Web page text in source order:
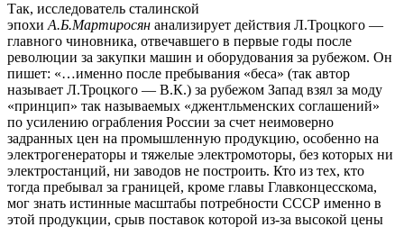
Так, исследователь сталинской
эпохи А.Б.Мартиросян анализирует действия Л.Троцкого —
главного чиновника, отвечавшего в первые годы после
революции за закупки машин и оборудования за рубежом. Он
пишет: «…именно после пребывания «беса» (так автор
называет Л.Троцкого — В.К.) за рубежом Запад взял за моду
«принцип» так называемых «джентльменских соглашений»
по усилению ограбления России за счет неимоверно
задранных цен на промышленную продукцию, особенно на
электрогенераторы и тяжелые электромоторы, без которых ни
электростанций, ни заводов не построить. Кто из тех, кто
тогда пребывал за границей, кроме главы Главконцесскома,
мог знать истинные масштабы потребности СССР именно в
этой продукции, срыв поставок которой из-за высокой цены